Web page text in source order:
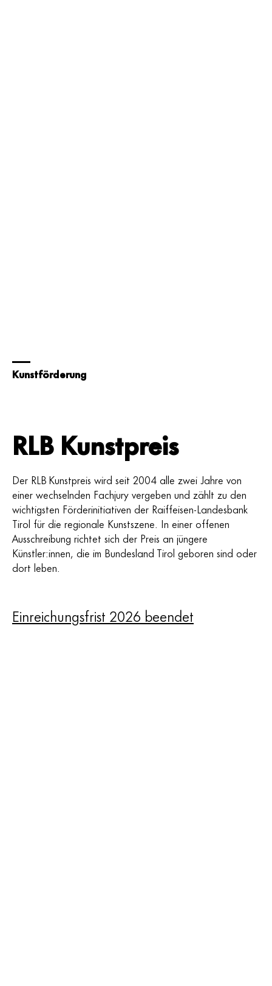
Kunstförderung
RLB Kunstpreis
Der RLB Kunstpreis wird seit 2004 alle zwei Jahre von
einer wechselnden Fachjury vergeben und zählt zu den
wichtigsten Förderinitiativen der Raiffeisen-Landesbank
Tirol für die regionale Kunstszene. In einer offenen
Ausschreibung richtet sich der Preis an jüngere
Künstler:innen, die im Bundesland Tirol geboren sind oder
dort leben.
Einreichungsfrist 2026 beendet